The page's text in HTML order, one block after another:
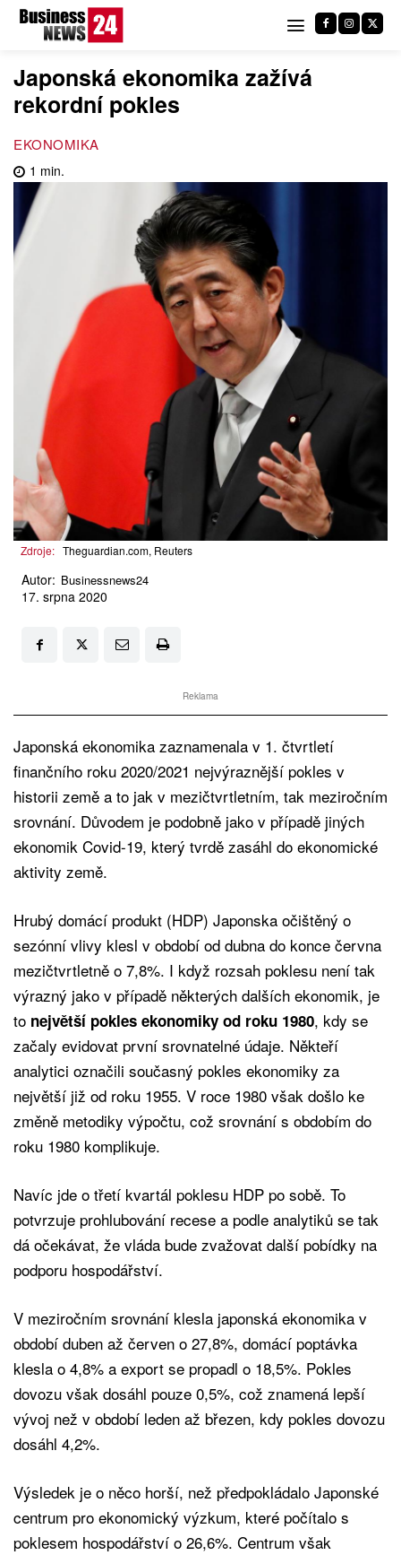
Japonská ekonomika zažívá
rekordní pokles
EKONOMIKA
1 min.
Zdroje: Theguardian.com, Reuters
Autor: Businessnews24
17. srpna 2020
Reklama
Japonská ekonomika zaznamenala v 1. čtvrtletí
finančního roku 2020/2021 nejvýraznější pokles v
historii země a to jak v mezičtvrtletním, tak meziročním
srovnání. Důvodem je podobně jako v případě jiných
ekonomik Covid-19, který tvrdě zasáhl do ekonomické
aktivity země.
Hrubý domácí produkt (HDP) Japonska očištěný o
sezónní vlivy klesl v období od dubna do konce června
mezičtvrtletně o 7,8%. I když rozsah poklesu není tak
výrazný jako v případě některých dalších ekonomik, je
to největší pokles ekonomiky od roku 1980, kdy se
začaly evidovat první srovnatelné údaje. Někteří
analytici označili současný pokles ekonomiky za
největší již od roku 1955. V roce 1980 však došlo ke
změně metodiky výpočtu, což srovnání s obdobím do
roku 1980 komplikuje.
Navíc jde o třetí kvartál poklesu HDP po sobě. To
potvrzuje prohlubování recese a podle analytiků se tak
dá očekávat, že vláda bude zvažovat další pobídky na
podporu hospodářství.
V meziročním srovnání klesla japonská ekonomika v
období duben až červen o 27,8%, domácí poptávka
klesla o 4,8% a export se propadl o 18,5%. Pokles
dovozu však dosáhl pouze 0,5%, což znamená lepší
vývoj než v období leden až březen, kdy pokles dovozu
dosáhl 4,2%.
Výsledek je o něco horší, než předpokládalo Japonské
centrum pro ekonomický výzkum, které počítalo s
poklesem hospodářství o 26,6%. Centrum však